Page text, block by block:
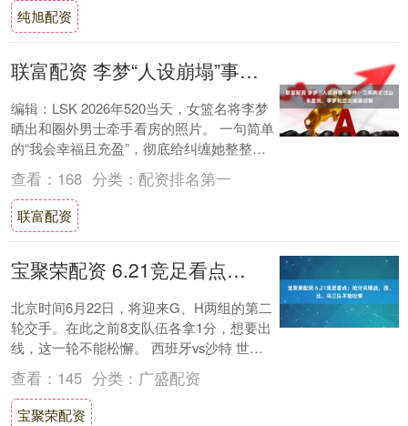
纯旭配资
联富配资 李梦“人设崩塌”事件：三年舆论过山车走完，李梦和过去彻底切割
编辑：LSK 2026年520当天，女篮名将李梦
晒出和圈外男士牵手看房的照片。 一句简单
的“我会幸福且充盈”，彻底给纠缠她整整三
年的情感风波画上句号。 三年前她....
查看： 168 分类： 配资排名第一
联富配资
宝聚荣配资 6.21竞足看点：抢分关键战，西、比、乌三队不能松懈
北京时间6月22日，将迎来G、H两组的第二
轮交手。在此之前8支队伍各拿1分，想要出
线，这一轮不能松懈。 西班牙vs沙特 世界
杯小组赛第2轮,西班牙对沙特阿拉伯,....
查看： 145 分类： 广盛配资
宝聚荣配资